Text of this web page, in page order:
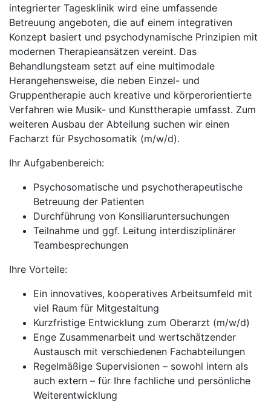
integrierter Tagesklinik wird eine umfassende
Betreuung angeboten, die auf einem integrativen
Konzept basiert und psychodynamische Prinzipien mit
modernen Therapieansätzen vereint. Das
Behandlungsteam setzt auf eine multimodale
Herangehensweise, die neben Einzel- und
Gruppentherapie auch kreative und körperorientierte
Verfahren wie Musik- und Kunsttherapie umfasst. Zum
weiteren Ausbau der Abteilung suchen wir einen
Facharzt für Psychosomatik (m/w/d).
Ihr Aufgabenbereich:
Psychosomatische und psychotherapeutische
Betreuung der Patienten
Durchführung von Konsiliaruntersuchungen
Teilnahme und ggf. Leitung interdisziplinärer
Teambesprechungen
Ihre Vorteile:
Ein innovatives, kooperatives Arbeitsumfeld mit
viel Raum für Mitgestaltung
Kurzfristige Entwicklung zum Oberarzt (m/w/d)
Enge Zusammenarbeit und wertschätzender
Austausch mit verschiedenen Fachabteilungen
Regelmäßige Supervisionen – sowohl intern als
auch extern – für Ihre fachliche und persönliche
Weiterentwicklung